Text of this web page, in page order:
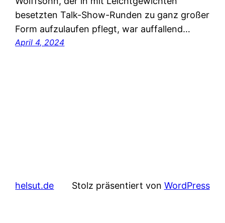
besetzten Talk-Show-Runden zu ganz großer
Form aufzulaufen pflegt, war auffallend…
April 4, 2024
helsut.de Stolz präsentiert von WordPress